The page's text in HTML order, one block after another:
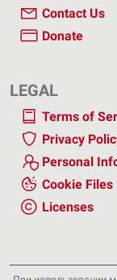
Contact Us
Donate
LEGAL
Terms of
Privacy
Personal
Cookie Files
Licenses